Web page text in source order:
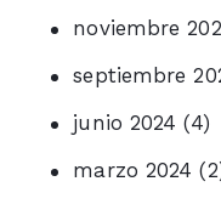
noviembre
septiembre
junio 2024 (4)
marzo 2024